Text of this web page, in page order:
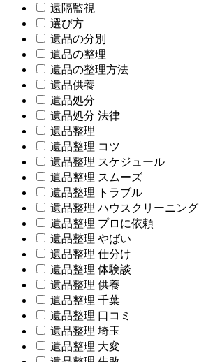
遠隔監視
選び方
遺品の分別
遺品の整理
遺品の整理方法
遺品供養
遺品処分
遺品処分 法律
遺品整理
遺品整理 コツ
遺品整理 スケジュール
遺品整理 スムーズ
遺品整理 トラブル
遺品整理 ハウスクリーニング
遺品整理 プロに依頼
遺品整理 やばい
遺品整理 仕分け
遺品整理 体験談
遺品整理 供養
遺品整理 千葉
遺品整理 口コミ
遺品整理 埼玉
遺品整理 大変